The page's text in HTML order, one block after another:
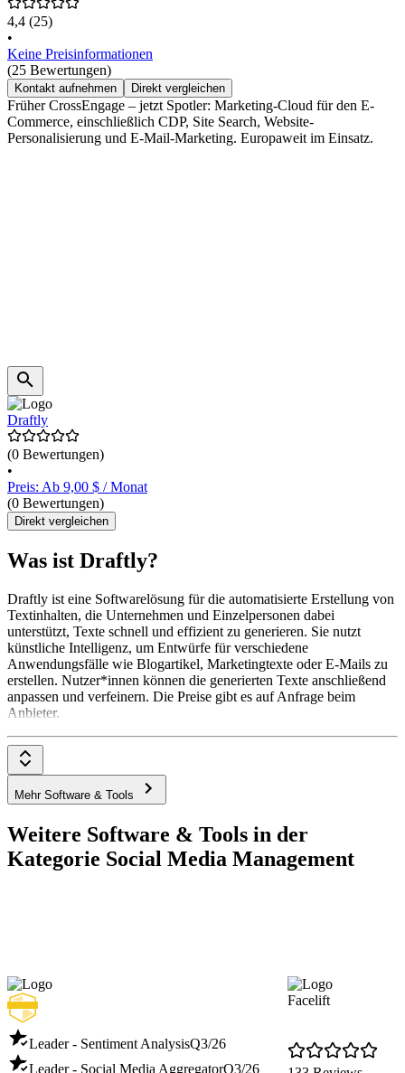
4,4 (25)
•
Keine Preisinformationen
(25 Bewertungen)
Kontakt aufnehmen Direkt vergleichen
Früher CrossEngage – jetzt Spotler: Marketing-Cloud für den E-
Commerce, einschließlich CDP, Site Search, Website-
Personalisierung und E-Mail-Marketing. Europaweit im Einsatz.
Draftly
(0 Bewertungen)
•
Preis: Ab 9,00 $ / Monat
(0 Bewertungen)
Direkt vergleichen
Was ist Draftly?
Draftly ist eine Softwarelösung für die automatisierte Erstellung von
Textinhalten, die Unternehmen und Einzelpersonen dabei
unterstützt, Texte schnell und effizient zu generieren. Sie nutzt
künstliche Intelligenz, um Entwürfe für verschiedene
Anwendungsfälle wie Blogartikel, Marketingtexte oder E-Mails zu
erstellen. Nutzer*innen können die generierten Texte anschließend
anpassen und verfeinern. Die Preise gibt es auf Anfrage beim
Anbieter.
Mehr Software & Tools
Weitere Software & Tools in der
Kategorie Social Media Management
Leader - Sentiment AnalysisQ3/26
Leader - Social Media AggregatorQ3/26
Facelift